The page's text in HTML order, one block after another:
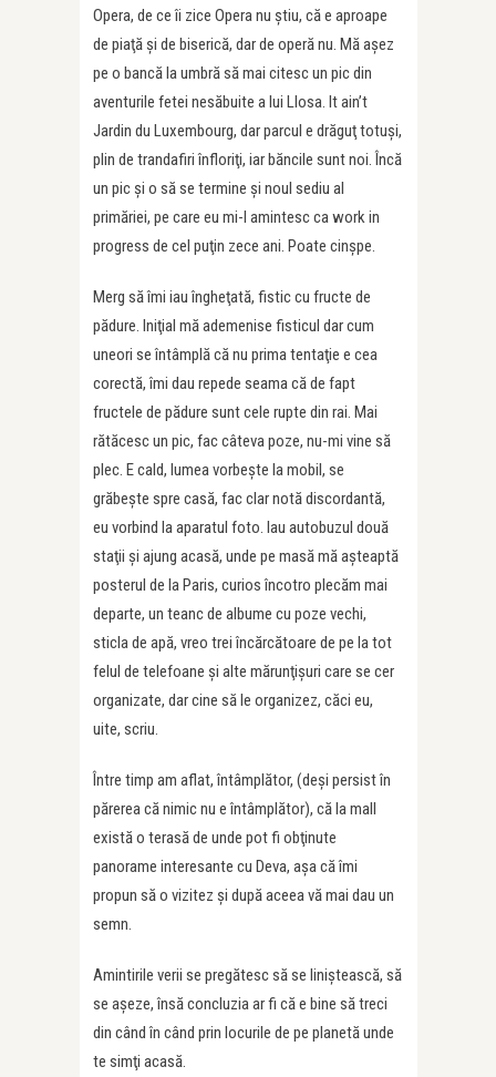
Opera, de ce îi zice Opera nu ştiu, că e aproape
de piaţă şi de biserică, dar de operă nu. Mă aşez
pe o bancă la umbră să mai citesc un pic din
aventurile fetei nesăbuite a lui Llosa. It ain’t
Jardin du Luxembourg, dar parcul e drăguţ totuşi,
plin de trandafiri înfloriţi, iar băncile sunt noi. Încă
un pic şi o să se termine şi noul sediu al
primăriei, pe care eu mi-l amintesc ca work in
progress de cel puţin zece ani. Poate cinşpe.
Merg să îmi iau îngheţată, fistic cu fructe de
pădure. Iniţial mă ademenise fisticul dar cum
uneori se întâmplă că nu prima tentaţie e cea
corectă, îmi dau repede seama că de fapt
fructele de pădure sunt cele rupte din rai. Mai
rătăcesc un pic, fac câteva poze, nu-mi vine să
plec. E cald, lumea vorbeşte la mobil, se
grăbeşte spre casă, fac clar notă discordantă,
eu vorbind la aparatul foto. Iau autobuzul două
staţii şi ajung acasă, unde pe masă mă aşteaptă
posterul de la Paris, curios încotro plecăm mai
departe, un teanc de albume cu poze vechi,
sticla de apă, vreo trei încărcătoare de pe la tot
felul de telefoane şi alte mărunţişuri care se cer
organizate, dar cine să le organizez, căci eu,
uite, scriu.
Între timp am aflat, întâmplător, (deşi persist în
părerea că nimic nu e întâmplător), că la mall
există o terasă de unde pot fi obţinute
panorame interesante cu Deva, aşa că îmi
propun să o vizitez şi după aceea vă mai dau un
semn.
Amintirile verii se pregătesc să se liniştească, să
se aşeze, însă concluzia ar fi că e bine să treci
din când în când prin locurile de pe planetă unde
te simţi acasă.